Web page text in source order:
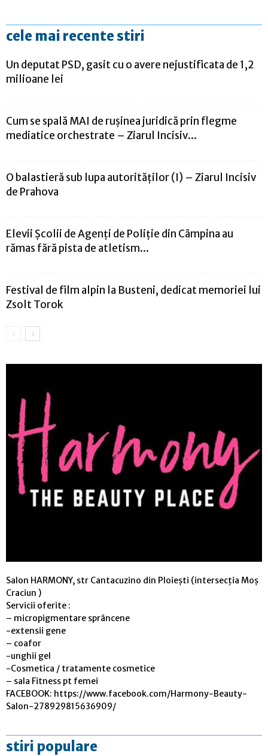
cele mai recente stiri
Un deputat PSD, gasit cu o avere nejustificata de 1,2
milioane lei
Cum se spală MAI de rușinea juridică prin flegme
mediatice orchestrate – Ziarul Incisiv...
O balastieră sub lupa autorităților (I) – Ziarul Incisiv
de Prahova
Elevii Școlii de Agenți de Poliție din Câmpina au
rămas fără pista de atletism...
Festival de film alpin la Busteni, dedicat memoriei lui
Zsolt Torok
Salon HARMONY, str Cantacuzino din Ploiești (intersecția Moș
Craciun )
Servicii oferite :
– micropigmentare sprâncene
-extensii gene
– coafor
-unghii gel
-Cosmetica / tratamente cosmetice
– sala Fitness pt femei
FACEBOOK: https://www.facebook.com/Harmony-Beauty-
Salon-278929815636909/
stiri populare